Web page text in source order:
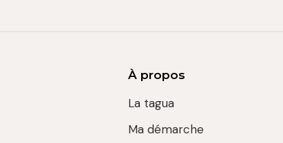
À propos
La tagua
Ma démarche